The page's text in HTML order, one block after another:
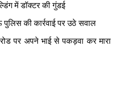
में डॉक्टर की गुंडई
की कार्रवाई पर उठे सवाल
पर अपने भाई से पकड़वा कर मारा